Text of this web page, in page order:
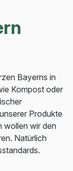
Bayerns in
Kompost oder
Produkte
wollen wir den
Natürlich